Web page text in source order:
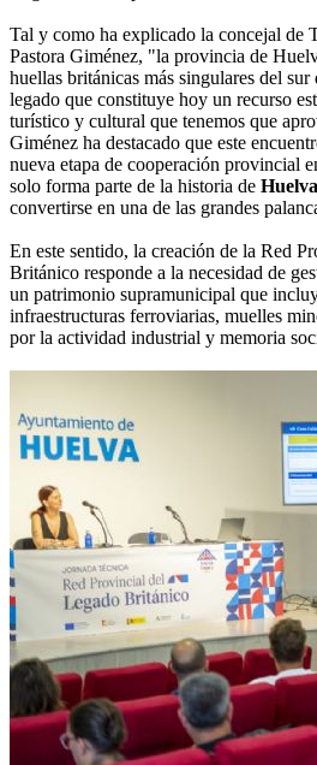
Tal y como ha explicado la concejal de
Pastora Giménez, "la provincia de
huellas británicas más singulares del sur
legado que constituye hoy un recurso
turístico y cultural que tenemos que
Giménez ha destacado que este
nueva etapa de cooperación provincial
solo forma parte de la historia de Huelva
convertirse en una de las grandes
En este sentido, la creación de la Red
Británico responde a la necesidad de
un patrimonio supramunicipal que
infraestructuras ferroviarias, muelles
por la actividad industrial y memoria